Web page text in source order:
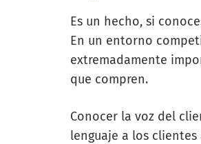
Es un hecho, si
En un entorno
extremadamente
que compren.
Conocer la voz del
lenguaje a los